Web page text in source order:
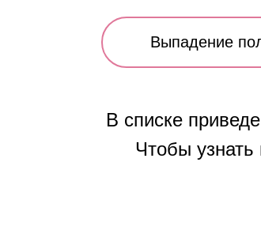
Выпадение
В списке
Чтобы